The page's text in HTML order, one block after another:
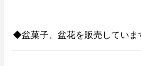
◆盆菓子、盆花を販売していま